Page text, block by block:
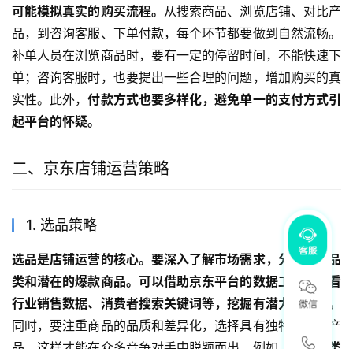
可能模拟真实的购买流程。 从搜索商品、浏览店铺、对比产
品，到咨询客服、下单付款，每个环节都要做到自然流畅。
补单人员在浏览商品时，要有一定的停留时间，不能快速下
单；咨询客服时，也要提出一些合理的问题，增加购买的真
实性。此外，付款方式也要多样化，避免单一的支付方式引
起平台的怀疑。
二、京东店铺运营策略
1. 选品策略
选品是店铺运营的核心。要深入了解市场需求，分析热门品
类和潜在的爆款商品。可以借助京东平台的数据工具，查看
行业销售数据、消费者搜索关键词等，挖掘有潜力的商品。
同时，要注重商品的品质和差异化，选择具有独特卖点的产